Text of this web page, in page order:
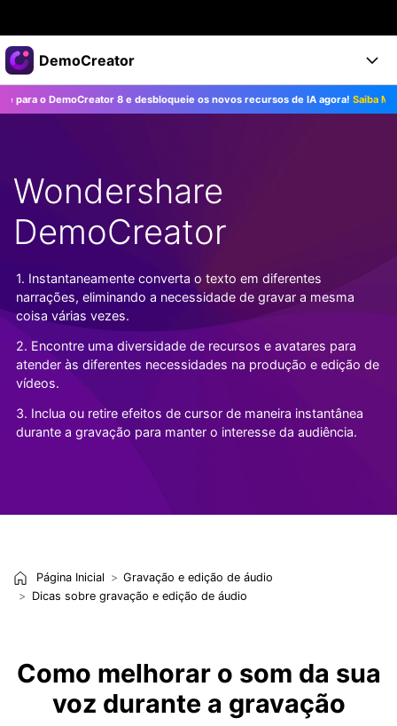
Produtos em destaque
Criatividade digital com IA generativa
Utilitários
Negócios
Sala de imprensa
Loja
Suporte
DemoCreator
Produtos
Recursos
Todos os recursos >
Recursos de IA
Dicas de IA
Todos os recursos de IA >
Soluções
DemoCreator para
Blog
Mais Soluções >
Central de Ajuda
Começe a Usar
Suporte
TESTE GRÁTIS COMPRE AGORA
Entrar
o DemoCreator 8 e desbloqueie os novos recursos de IA agora!Saiba Mais>>
Wondershare
DemoCreator
1. Instantaneamente converta o texto em diferentes
narrações, eliminando a necessidade de gravar a mesma
coisa várias vezes.
2. Encontre uma diversidade de recursos e avatares para
atender às diferentes necessidades na produção e edição de
vídeos.
3. Inclua ou retire efeitos de cursor de maneira instantânea
durante a gravação para manter o interesse da audiência.
Página Inicial
Gravação e edição de áudio
Dicas sobre gravação e edição de áudio
Como melhorar o som da sua
voz durante a gravação